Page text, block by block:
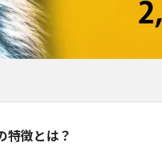
特徴とは？